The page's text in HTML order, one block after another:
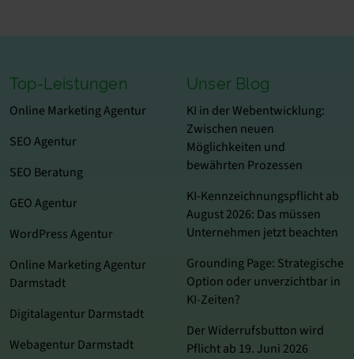
Top-Leistungen
Online Marketing Agentur
SEO Agentur
SEO Beratung
GEO Agentur
WordPress Agentur
Online Marketing Agentur
Darmstadt
Digitalagentur Darmstadt
Webagentur Darmstadt
Unser Blog
KI in der Webentwicklung:
Zwischen neuen
Möglichkeiten und
bewährten Prozessen
KI-Kennzeichnungspflicht ab
August 2026: Das müssen
Unternehmen jetzt beachten
Grounding Page: Strategische
Option oder unverzichtbar in
KI-Zeiten?
Der Widerrufsbutton wird
Pflicht ab 19. Juni 2026